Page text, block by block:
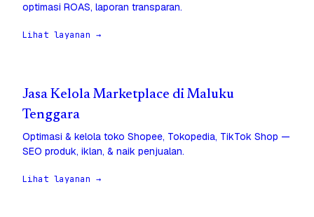
optimasi ROAS, laporan transparan.
Lihat layanan →
Jasa Kelola Marketplace di Maluku
Tenggara
Optimasi & kelola toko Shopee, Tokopedia, TikTok Shop —
SEO produk, iklan, & naik penjualan.
Lihat layanan →